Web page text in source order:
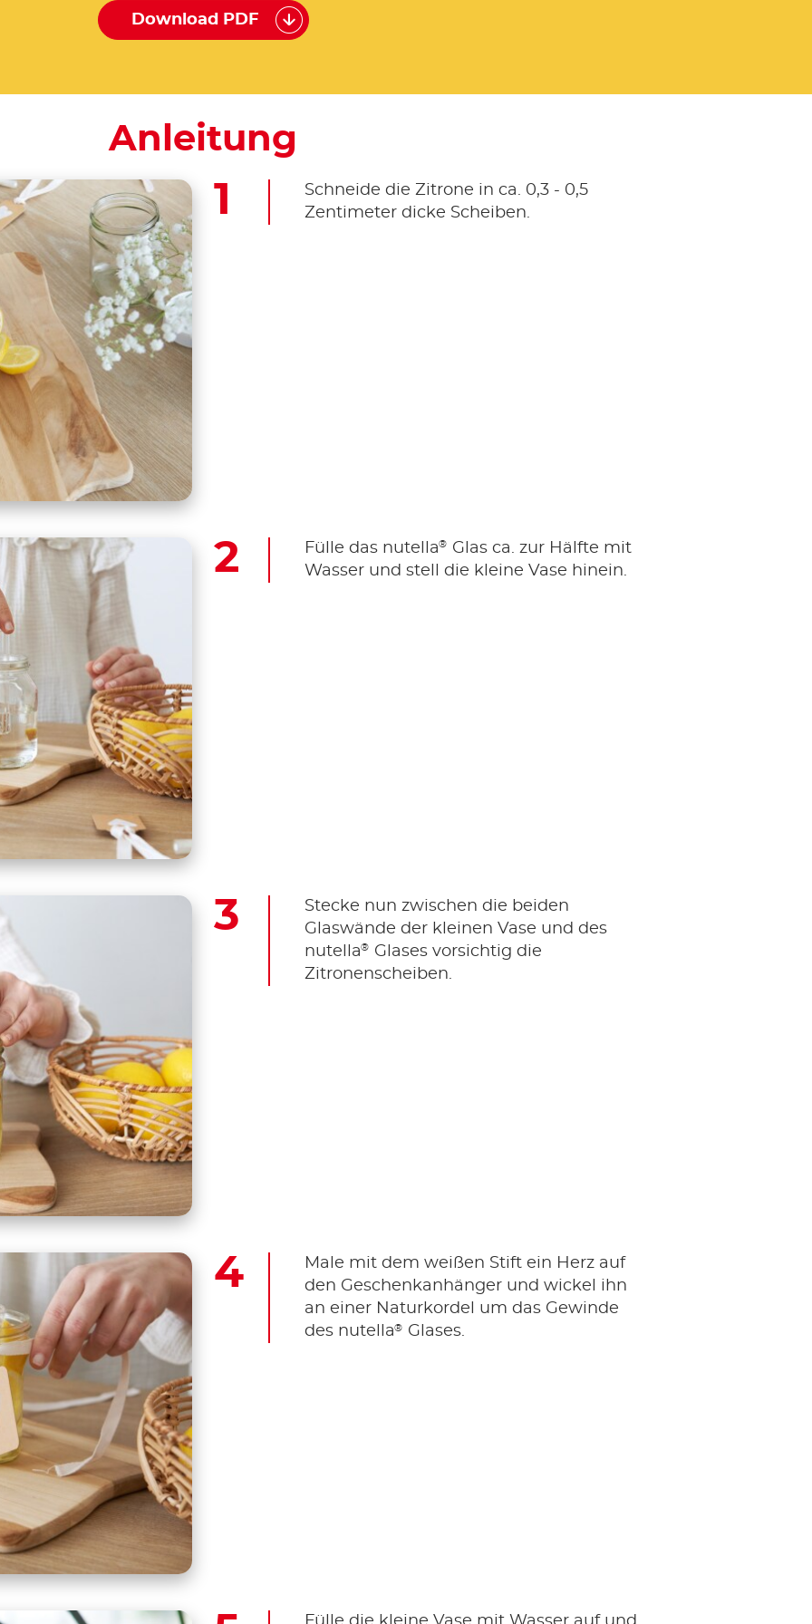
Download PDF
Anleitung
Schneide die Zitrone in ca. 0,3 - 0,5
Zentimeter dicke Scheiben.
Fülle das nutella®
Glas ca. zur Hälfte mit
Wasser und stell die kleine Vase hinein.
Stecke nun zwischen die beiden
Glaswände der kleinen Vase und des
nutella®
Glases vorsichtig die
Zitronenscheiben.
Male mit dem weißen Stift ein Herz auf
den Geschenkanhänger und wickel ihn
an einer Naturkordel um das Gewinde
des nutella® Glases.